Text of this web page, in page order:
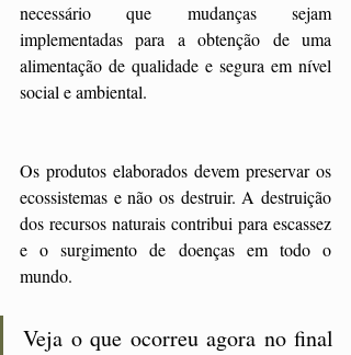
necessário que mudanças sejam
implementadas para a obtenção de uma
alimentação de qualidade e segura em nível
social e ambiental.
Os produtos elaborados devem preservar os
ecossistemas e não os destruir. A destruição
dos recursos naturais contribui para escassez
e o surgimento de doenças em todo o
mundo.
Veja o que ocorreu agora no final